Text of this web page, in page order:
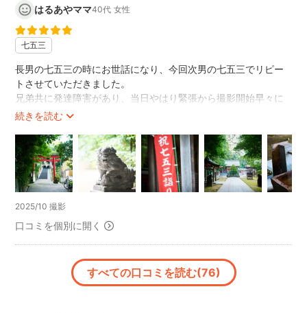
笑顔に重点を置かれる場合は今一度のご依頼のご検討をお願
お外での撮影の場合、午前中の8時や9時など早めのお時間で
の撮影をおすすめしております。
なるべく周りに人が少ないこと、光が柔らかいこと、太陽の
位置が低くお顔に影が映り込みにくいことがその理由になり
ます。
12時近辺のお昼頃からの撮影となりますと、どうしてもお顔
に影が濃く写りやすくなります。
その点ご注意下さい。
撮影時間は必ずしも1時間に限ったものではございません。
写られる方の体調体力を考慮し休憩を挟んだり短時間、撮影
しきった時点で終了し早めに撮影し終えることも可能でござ
います。
上の撮影も承っております。
その際の料金は2時間の場合2時間分となります。
技術もお人柄も最高なキクチさんに撮影していただいた写真は
我が家の宝物です！
はるあやママ40代 女性
七五三
続きを読む
長男の七五三の時にお世話になり、今回次男の七五三でリピー
トさせていただきました。
兄弟共に発達障害があり、当日やはり緊張から撮影開始早々に
ぐずってしまいましたが、キクチさんの柔らかいお人柄と子供
最後は楽しく終わることが出来ました☺️
出来上がった写真も、キクチさんのお人柄と同じで柔らかくと
ても素敵な写真です！
ポーズ写真ももちろんですが、あのドタバタから良い瞬間を見
事に切り取っていただけて、本当に感謝しかないです🥹
子供達の自然な笑顔や今の我が子らしい姿を映していただき、
とても素敵な記念写真となりました。
子供達の成長を一緒に喜んでいただけたことも、とても嬉しい
また次回、記念撮影をする際はお願いしたいと思います✨
2025/10 撮影
口コミを個別に開く
すべての口コミを読む(76)